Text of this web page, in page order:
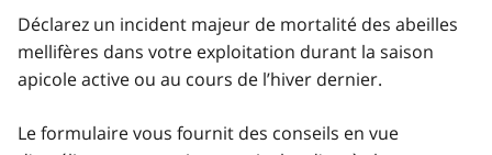
Déclarez un incident majeur de mortalité des abeilles
mellifères dans votre exploitation durant la saison
apicole active ou au cours de l’hiver dernier.
Le formulaire vous fournit des conseils en vue